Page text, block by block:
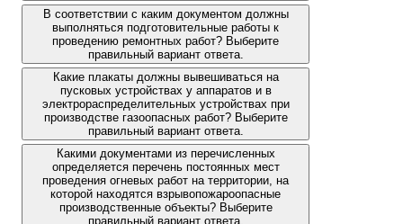
В соответствии с каким документом должны
выполняться подготовительные работы к
проведению ремонтных работ? Выберите
правильный вариант ответа.
Какие плакаты должны вывешиваться на
пусковых устройствах у аппаратов и в
электрораспределительных устройствах при
производстве газоопасных работ? Выберите
правильный вариант ответа.
Какими документами из перечисленных
определяется перечень постоянных мест
проведения огневых работ на территории, на
которой находятся взрывопожароопасные
производственные объекты? Выберите
правильный вариант ответа.